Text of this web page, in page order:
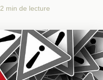
2 min de lecture